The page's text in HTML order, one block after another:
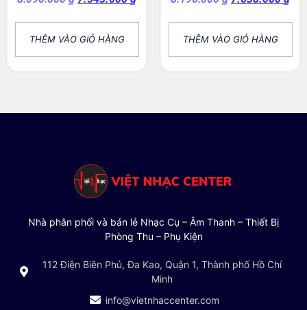
THÊM VÀO GIỎ HÀNG THÊM VÀO GIỎ HÀNG
Nhà phân phối và bán lẻ Nhạc Cụ – Âm Thanh – Thiết Bị
Phòng Thu – Phụ Kiện
112 Điện Biên Phủ, Đa Kao, Quận 1, Thành phố Hồ Chí
Minh
info@vietnhaccenter.com